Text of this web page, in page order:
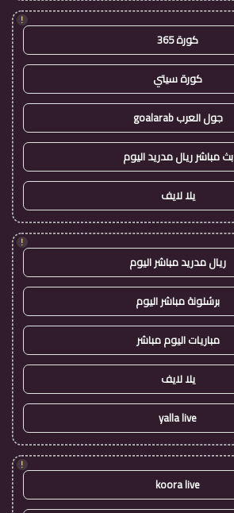
!
كورة 365
كورة سيتي
جول العرب goalarab
بث مباشر ريال مدريد اليوم
يلا لايف
!
ريال مدريد مباشر اليوم
برشلونة مباشر اليوم
مباريات اليوم مباشر
يلا لايف
yalla live
!
koora live